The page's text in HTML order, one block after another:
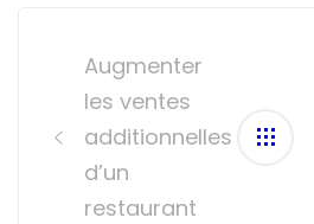
navigationAugmenter
les ventes
additionnelles
d’un
restaurant